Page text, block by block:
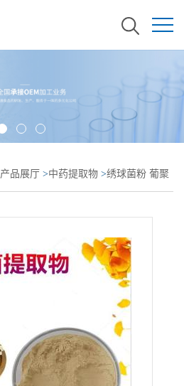
产品展厅 >中药提取物 >绣球菌粉 葡聚